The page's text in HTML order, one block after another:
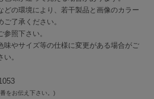
どの環境により、若干製品と画像のカラー
了承ください。
照下さい。
やサイズ等の仕様に変更がある場合がご
。
をお伝え下さい。)